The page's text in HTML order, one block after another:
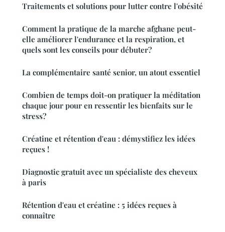
Traitements et solutions pour lutter contre l'obésité
Comment la pratique de la marche afghane peut-
elle améliorer l'endurance et la respiration, et
quels sont les conseils pour débuter?
La complémentaire santé senior, un atout essentiel
Combien de temps doit-on pratiquer la méditation
chaque jour pour en ressentir les bienfaits sur le
stress?
Créatine et rétention d'eau : démystifiez les idées
reçues !
Diagnostic gratuit avec un spécialiste des cheveux
à paris
Rétention d'eau et créatine : 5 idées reçues à
connaître